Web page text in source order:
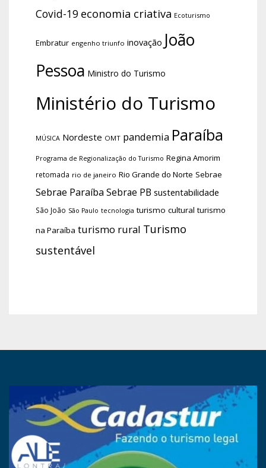
Covid-19 economia criativa Ecoturismo
Embratur engenho triunfo inovação João
Pessoa Ministro do Turismo
Ministério do Turismo
MÚSICA Nordeste OMT pandemia Paraíba
Programa de Regionalização do Turismo Regina Amorim
retomada rio de janeiro Rio Grande do Norte Sebrae
Sebrae Paraíba Sebrae PB sustentabilidade
São João São Paulo tecnologia turismo cultural turismo
na Paraíba turismo rural Turismo
sustentável